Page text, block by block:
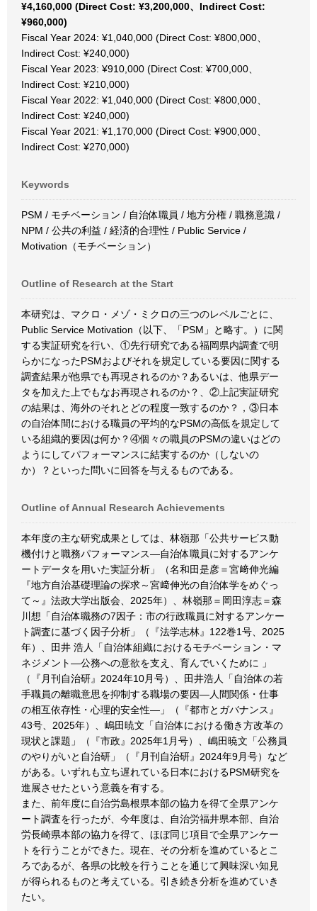
¥4,160,000 (Direct Cost: ¥3,200,000、Indirect Cost:
¥960,000)
Fiscal Year 2024: ¥1,040,000 (Direct Cost: ¥800,000、
Indirect Cost: ¥240,000)
Fiscal Year 2023: ¥910,000 (Direct Cost: ¥700,000、
Indirect Cost: ¥210,000)
Fiscal Year 2022: ¥1,040,000 (Direct Cost: ¥800,000、
Indirect Cost: ¥240,000)
Fiscal Year 2021: ¥1,170,000 (Direct Cost: ¥900,000、
Indirect Cost: ¥270,000)
Keywords
PSM / モチベーション / 自治体職員 / 地方分権 / 職務意識 /
NPM / 公共の利益 / 経済的合理性 / Public Service /
Motivation（モチベーション）
Outline of Research at the Start
本研究は、マクロ・メゾ・ミクロの三つのレベルごとに、
Public Service Motivation（以下、「PSM」と略す。）に関
する実証研究を行い、①先行研究である福岡県内調査で明
らかになったPSMおよびそれを規定している要因に関する
調査結果が他県でも再現されるのか？あるいは、他県デー
タを加えた上でもなお再現されるのか？、②上記実証研究
の結果は、海外のそれとどの程度一致するのか？，③日本
の自治体間における職員の平均的なPSMの高低を規定して
いる組織的要因は何か？④個々の職員のPSMの違いはどの
ようにしてパフォーマンスに結実するのか（しないの
か）？といった問いに回答を与えるものである。
Outline of Annual Research Achievements
本年度の主な研究成果としては、林嶺那「公共サービス動
機付けと職務パフォーマンス―自治体職員に対するアンケ
ートデータを用いた実証分析」（名和田是彦＝宮﨑伸光編
『地方自治基礎理論の探求～宮﨑伸光の自治体学をめぐっ
て～』法政大学出版会、2025年）、林嶺那＝岡田淳志＝森
川想「自治体職務の7因子：市の行政職員に対するアンケー
ト調査に基づく因子分析」（『法学志林』122巻1号、2025
年）、田井 浩人「自治体組織におけるモチベーション・マ
ネジメント―公務への意欲を支え、育んでいくために 」
（『月刊自治研』2024年10月号）、田井浩人「自治体の若
手職員の離職意思を抑制する職場の要因―人間関係・仕事
の相互依存性・心理的安全性―」（『都市とガバナンス』
43号、2025年）、嶋田暁文「自治体における働き方改革の
現状と課題」（『市政』2025年1月号）、嶋田暁文「公務員
のやりがいと自治研」（『月刊自治研』2024年9月号）など
がある。いずれも立ち遅れている日本におけるPSM研究を
進展させたという意義を有する。
また、前年度に自治労島根県本部の協力を得て全県アンケ
ート調査を行ったが、今年度は、自治労福井県本部、自治
労長崎県本部の協力を得て、ほぼ同じ項目で全県アンケー
トを行うことができた。現在、その分析を進めているとこ
ろであるが、各県の比較を行うことを通じて興味深い知見
が得られるものと考えている。引き続き分析を進めていき
たい。